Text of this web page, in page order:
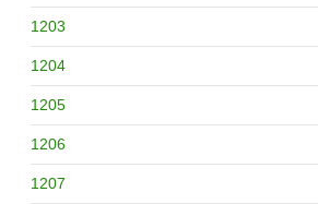
1203
1204
1205
1206
1207